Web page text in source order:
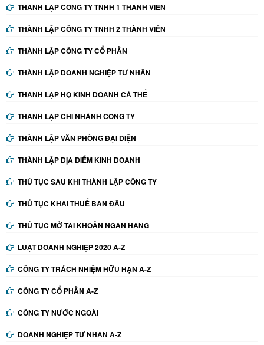
THÀNH LẬP CÔNG TY TNHH 1 THÀNH VIÊN
THÀNH LẬP CÔNG TY TNHH 2 THÀNH VIÊN
THÀNH LẬP CÔNG TY CỔ PHẦN
THÀNH LẬP DOANH NGHIỆP TƯ NHÂN
THÀNH LẬP HỘ KINH DOANH CÁ THỂ
THÀNH LẬP CHI NHÁNH CÔNG TY
THÀNH LẬP VĂN PHÒNG ĐẠI DIỆN
THÀNH LẬP ĐỊA ĐIỂM KINH DOANH
THỦ TỤC SAU KHI THÀNH LẬP CÔNG TY
THỦ TỤC KHAI THUẾ BAN ĐẦU
THỦ TỤC MỞ TÀI KHOẢN NGÂN HÀNG
LUẬT DOANH NGHIỆP 2020 A-Z
CÔNG TY TRÁCH NHIỆM HỮU HẠN A-Z
CÔNG TY CỔ PHẦN A-Z
CÔNG TY NƯỚC NGOÀI
DOANH NGHIỆP TƯ NHÂN A-Z